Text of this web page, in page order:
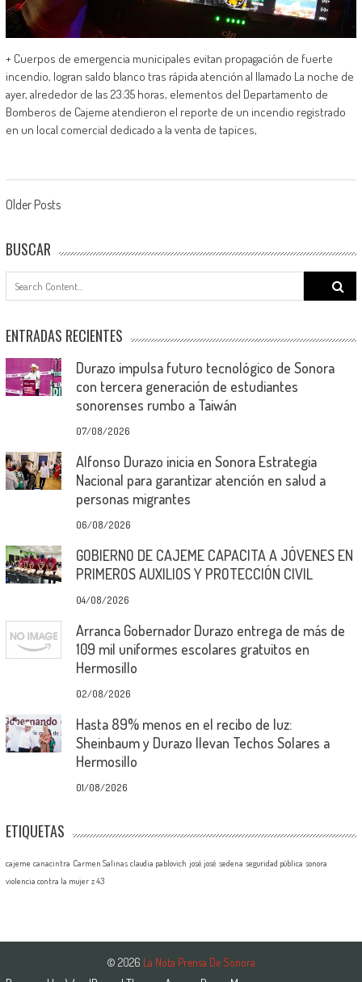
+ Cuerpos de emergencia municipales evitan propagación de fuerte
incendio, logran saldo blanco tras rápida atención al llamado La noche de
ayer, alrededor de las 23:35 horas, elementos del Departamento de
Bomberos de Cajeme atendieron el reporte de un incendio registrado
en un local comercial dedicado a la venta de tapices,
Posts
navigation
Older Posts
BUSCAR
Search
for:
ENTRADAS RECIENTES
Durazo impulsa futuro tecnológico de Sonora
con tercera generación de estudiantes
sonorenses rumbo a Taiwán
07/08/2026
Alfonso Durazo inicia en Sonora Estrategia
Nacional para garantizar atención en salud a
personas migrantes
06/08/2026
GOBIERNO DE CAJEME CAPACITA A JÓVENES EN
PRIMEROS AUXILIOS Y PROTECCIÓN CIVIL
04/08/2026
Arranca Gobernador Durazo entrega de más de
109 mil uniformes escolares gratuitos en
Hermosillo
02/08/2026
Hasta 89% menos en el recibo de luz:
Sheinbaum y Durazo llevan Techos Solares a
Hermosillo
01/08/2026
ETIQUETAS
cajeme canacintra Carmen Salinas claudia pablovich josé josé sedena seguridad pública sonora
violencia contra la mujer z 43
© 2026 La Nota Prensa De Sonora